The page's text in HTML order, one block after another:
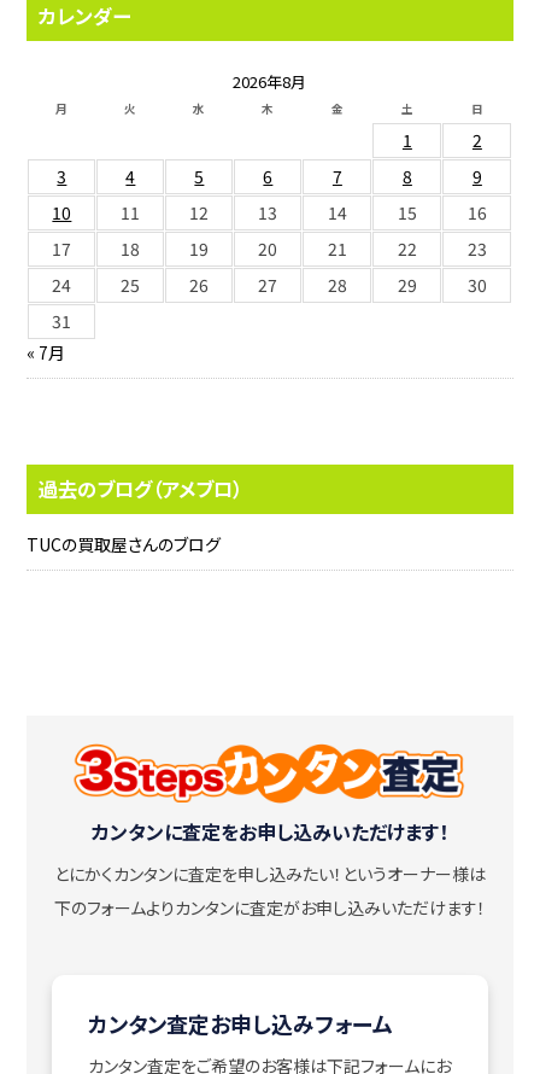
カレンダー
2026年8月
月 火 水 木 金 土 日
1
2
3
4 5 6 7 8
9
10
11 12 13 14 15
16
17
18 19 20 21 22
23
24
25 26 27 28 29
30
31
« 7月
過去のブログ（アメブロ）
TUCの買取屋さんのブログ
カンタンに査定をお申し込みいただけます！
とにかくカンタンに査定を申し込みたい！ というオーナー様は
下のフォームよりカンタンに査定がお申し込みいただけます！
カンタン査定お申し込みフォーム
カンタン査定をご希望のお客様は下記フォームにお